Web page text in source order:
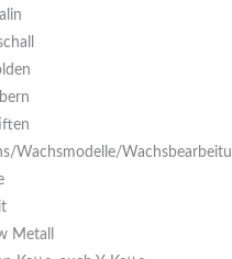
Wachsmodelle/
Metall